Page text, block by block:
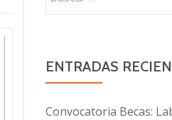
ENTRADAS
Convocatoria Becas: